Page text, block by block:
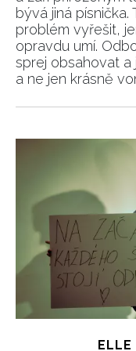
bývá jiná
problém vyřešit,
opravdu umí.
sprej obsahovat a
a ne jen krásně
ELLE